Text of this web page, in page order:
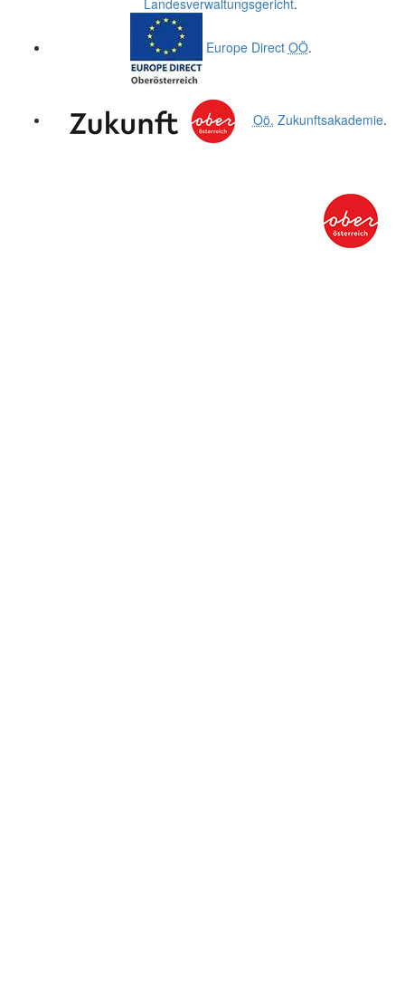
Landesverwaltungsgericht.
Europe Direct OÖ.
Oö. Zukunftsakademie.